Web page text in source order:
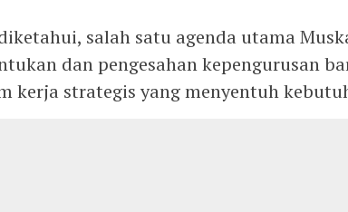
salah satu agenda utama
dan pengesahan kepengurusan
kerja strategis yang menyentuh